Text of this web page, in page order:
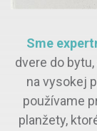
Sme
dvere do
na vysokej
používame
planžety,